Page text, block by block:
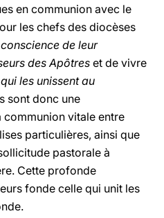
en communion avec le
les chefs des diocèses
de leur
des Apôtres et de vivre
les unissent au
sont donc une
vitale entre
particulières, ainsi que
pastorale à
Cette profonde
fonde celle qui unit les